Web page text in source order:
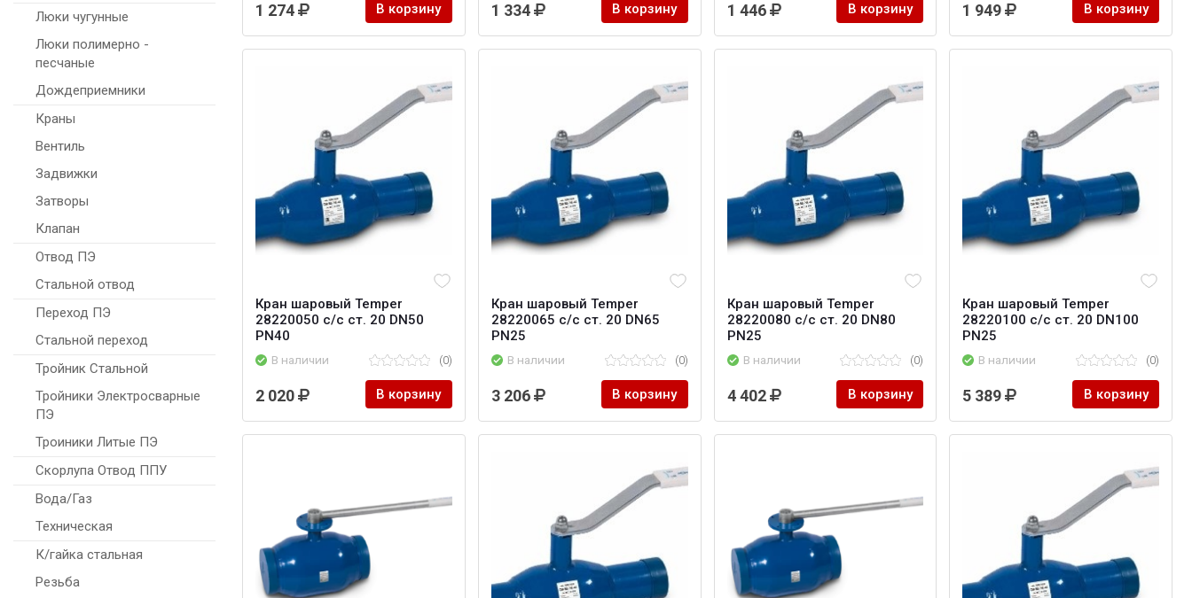
Люки чугунные
Люки полимерно -
песчаные
Дождеприемники
Краны
Вентиль
Задвижки
Затворы
Клапан
Отвод ПЭ
Стальной отвод
Переход ПЭ
Стальной переход
Тройник Стальной
Тройники Электросварные
ПЭ
Троиники Литые ПЭ
Скорлупа Отвод ППУ
Вода/Газ
Техническая
К/гайка стальная
Резьба
1 274 В корзину 1 334 В корзину 1 446 В корзину 1 949 В корзину
Кран шаровый Temper
28220050 с/с ст. 20 DN50
PN40
В наличии (0)
2 020 В корзину
Кран шаровый Temper
28220065 с/с ст. 20 DN65
PN25
В наличии (0)
3 206 В корзину
Кран шаровый Temper
28220080 с/с ст. 20 DN80
PN25
В наличии (0)
4 402 В корзину
Кран шаровый Temper
28220100 с/с ст. 20 DN100
PN25
В наличии (0)
5 389 В корзину